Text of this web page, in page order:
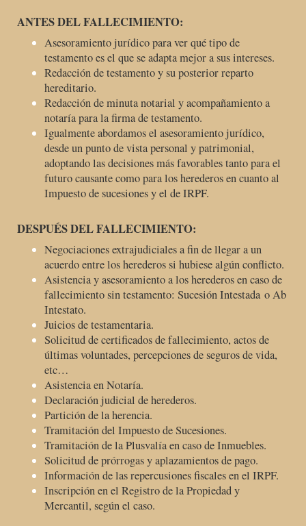
ANTES DEL FALLECIMIENTO:
Asesoramiento jurídico para ver qué tipo de
testamento es el que se adapta mejor a sus intereses.
Redacción de testamento y su posterior reparto
hereditario.
Redacción de minuta notarial y acompañamiento a
notaría para la firma de testamento.
Igualmente abordamos el asesoramiento jurídico,
desde un punto de vista personal y patrimonial,
adoptando las decisiones más favorables tanto para el
futuro causante como para los herederos en cuanto al
Impuesto de sucesiones y el de IRPF.
DESPUÉS DEL FALLECIMIENTO:
Negociaciones extrajudiciales a fin de llegar a un
acuerdo entre los herederos si hubiese algún conflicto.
Asistencia y asesoramiento a los herederos en caso de
fallecimiento sin testamento: Sucesión Intestada o Ab
Intestato.
Juicios de testamentaria.
Solicitud de certificados de fallecimiento, actos de
últimas voluntades, percepciones de seguros de vida,
etc…
Asistencia en Notaría.
Declaración judicial de herederos.
Partición de la herencia.
Tramitación del Impuesto de Sucesiones.
Tramitación de la Plusvalía en caso de Inmuebles.
Solicitud de prórrogas y aplazamientos de pago.
Información de las repercusiones fiscales en el IRPF.
Inscripción en el Registro de la Propiedad y
Mercantil, según el caso.